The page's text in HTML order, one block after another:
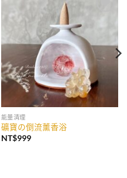
收藏
能量清理
礦寶の倒流薰香浴
NT$999